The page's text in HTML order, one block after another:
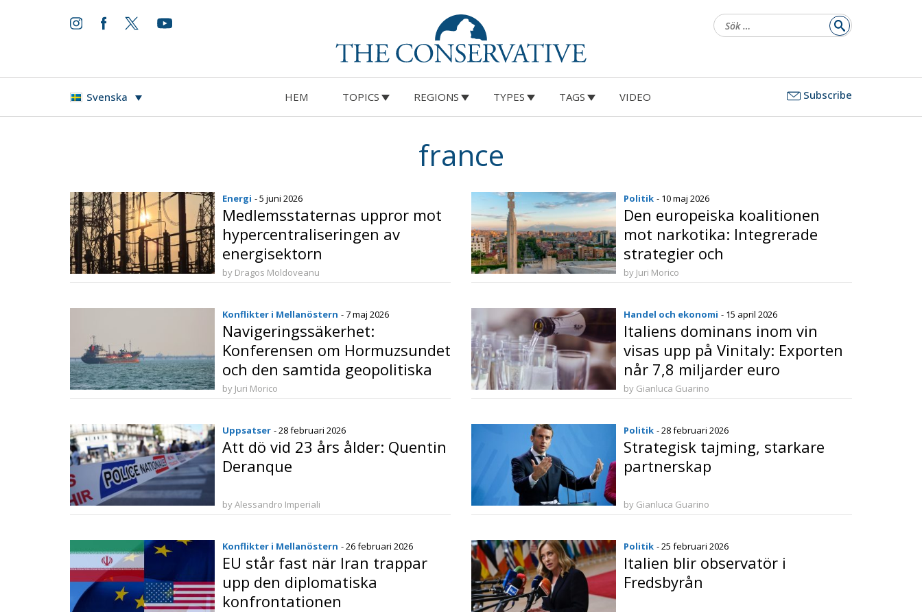
efter:
Svenska HEM TOPICS REGIONS TYPES TAGS VIDEO Subscribe
france
Energi - 5 juni 2026
Medlemsstaternas uppror mot
hypercentraliseringen av
energisektorn
by Dragos Moldoveanu
Politik - 10 maj 2026
Den europeiska koalitionen
mot narkotika: Integrerade
strategier och
flernivåsamarbete vid
by Juri Morico
Konflikter i Mellanöstern - 7 maj 2026
Navigeringssäkerhet:
Konferensen om Hormuzsundet
och den samtida geopolitiska
kontexten
by Juri Morico
Handel och ekonomi - 15 april 2026
Italiens dominans inom vin
visas upp på Vinitaly: Exporten
når 7,8 miljarder euro
by Gianluca Guarino
Uppsatser - 28 februari 2026
Att dö vid 23 års ålder: Quentin
Deranque
by Alessandro Imperiali
Politik - 28 februari 2026
Strategisk tajming, starkare
partnerskap
by Gianluca Guarino
Konflikter i Mellanöstern - 26 februari 2026
EU står fast när Iran trappar
upp den diplomatiska
konfrontationen
Politik - 25 februari 2026
Italien blir observatör i
Fredsbyrån